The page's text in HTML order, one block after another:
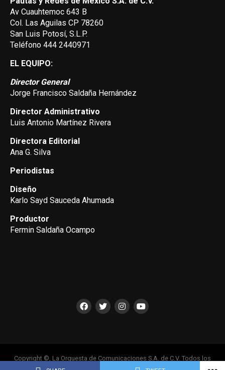
Av Cuauhtemoc 643 B
Col. Las Aguilas CP 78260
San Luis Potosí, S.L.P.
Teléfono 444 2440971
EL EQUIPO:
Director General
Jorge Francisco Saldaña Hernández
Director Administrativo
Luis Antonio Martínez Rivera
Directora Editorial
Ana G. Silva
Periodistas
Diseño
Karlo Sayd Sauceda Ahumada
Productor
Fermin Saldaña Ocampo
Copyright ©, La Orquesta de Comunicaciones S.A. de C.V. Todos los
Derechos Reservados